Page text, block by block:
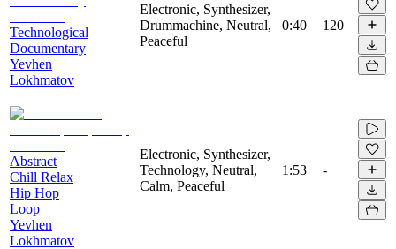
Technological
Documentary
Yevhen
Lokhmatov
Electronic, Synthesizer,
Drummachine, Neutral,
Peaceful
0:40 120
Abstract
Chill Relax
Hip Hop
Loop
Yevhen
Lokhmatov
Electronic, Synthesizer,
Technology, Neutral,
Calm, Peaceful
1:53 -